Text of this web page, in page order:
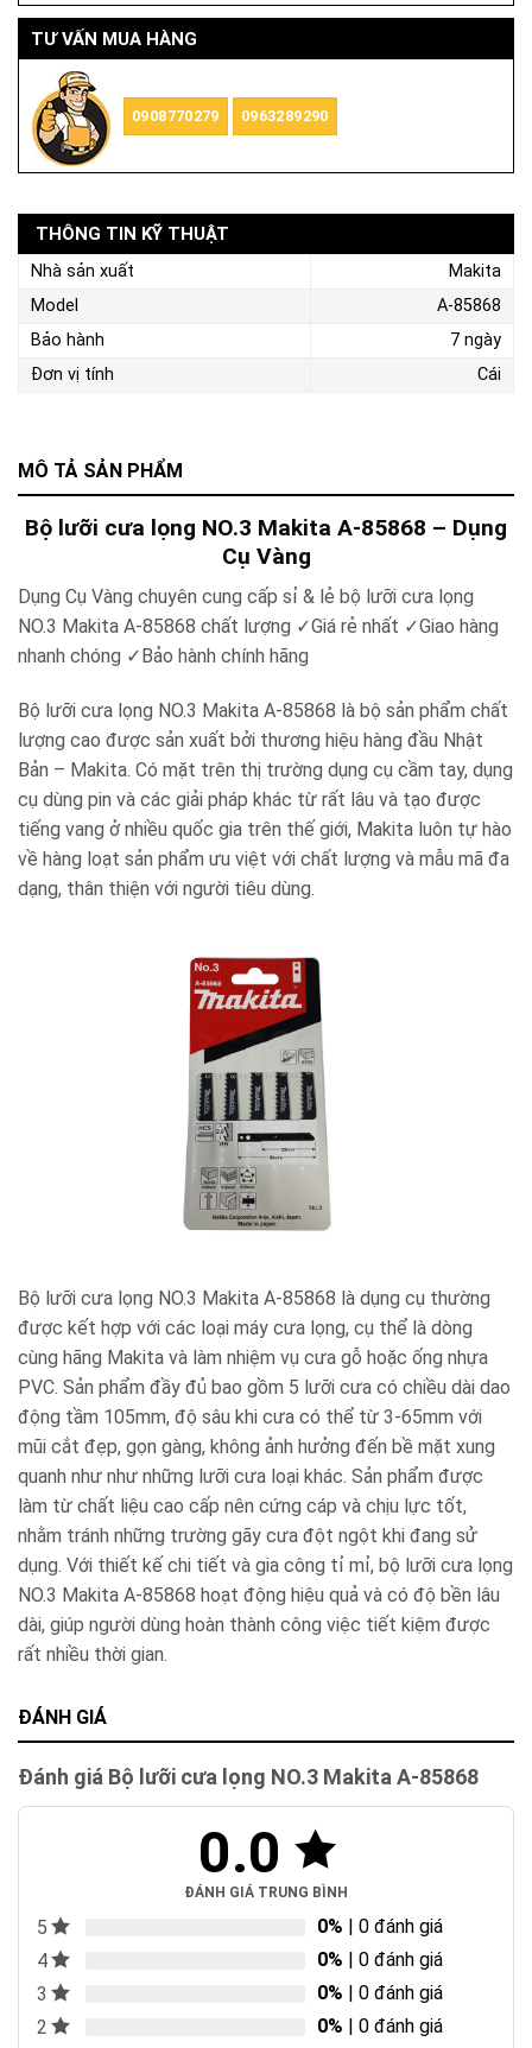
TƯ VẤN MUA HÀNG
0908770279 0963289290
MÔ TẢ SẢN PHẨM
Bộ lưỡi cưa lọng NO.3 Makita A-85868 – Dụng
Cụ Vàng
Dụng Cụ Vàng chuyên cung cấp sỉ & lẻ bộ lưỡi cưa lọng
NO.3 Makita A-85868 chất lượng ✓Giá rẻ nhất ✓Giao hàng
nhanh chóng ✓Bảo hành chính hãng
Bộ lưỡi cưa lọng NO.3 Makita A-85868 là bộ sản phẩm chất
lượng cao được sản xuất bởi thương hiệu hàng đầu Nhật
Bản – Makita. Có mặt trên thị trường dụng cụ cầm tay, dụng
cụ dùng pin và các giải pháp khác từ rất lâu và tạo được
tiếng vang ở nhiều quốc gia trên thế giới, Makita luôn tự hào
về hàng loạt sản phẩm ưu việt với chất lượng và mẫu mã đa
dạng, thân thiện với người tiêu dùng.
Bộ lưỡi cưa lọng NO.3 Makita A-85868 là dụng cụ thường
được kết hợp với các loại máy cưa lọng, cụ thể là dòng
cùng hãng Makita và làm nhiệm vụ cưa gỗ hoặc ống nhựa
PVC. Sản phẩm đầy đủ bao gồm 5 lưỡi cưa có chiều dài dao
động tầm 105mm, độ sâu khi cưa có thể từ 3-65mm với
mũi cắt đẹp, gọn gàng, không ảnh hưởng đến bề mặt xung
quanh như như những lưỡi cưa loại khác. Sản phẩm được
làm từ chất liệu cao cấp nên cứng cáp và chịu lực tốt,
nhằm tránh những trường gãy cưa đột ngột khi đang sử
dụng. Với thiết kế chi tiết và gia công tỉ mỉ, bộ lưỡi cưa lọng
NO.3 Makita A-85868 hoạt động hiệu quả và có độ bền lâu
dài, giúp người dùng hoàn thành công việc tiết kiệm được
rất nhiều thời gian.
ĐÁNH GIÁ
Đánh giá Bộ lưỡi cưa lọng NO.3 Makita A-85868
0.0
ĐÁNH GIÁ TRUNG BÌNH
5 0% | 0 đánh giá
4
0% | 0 đánh giá
3
0% | 0 đánh giá
2
0% | 0 đánh giá
THÔNG TIN KỸ THUẬT
Nhà sản xuất
Makita
Model
A-85868
Bảo hành
7 ngày
Đơn vị tính
Cái